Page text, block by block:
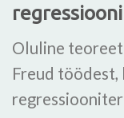
Oluline
Freud töödest,